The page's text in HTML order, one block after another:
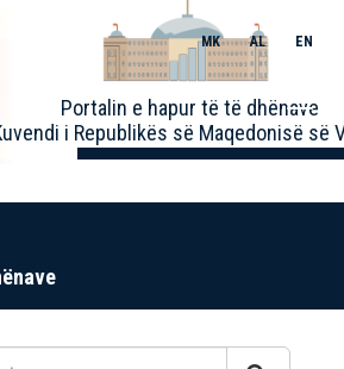
Portalin e hapur të të dhënave
i Republikës së Maqedonisë së
MK AL EN
Toggle